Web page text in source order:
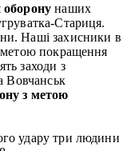
оборону наших
Стариця.
Наші захисники в
метою покращення
заходи з
Вовчанськ
з метою
удару три людини